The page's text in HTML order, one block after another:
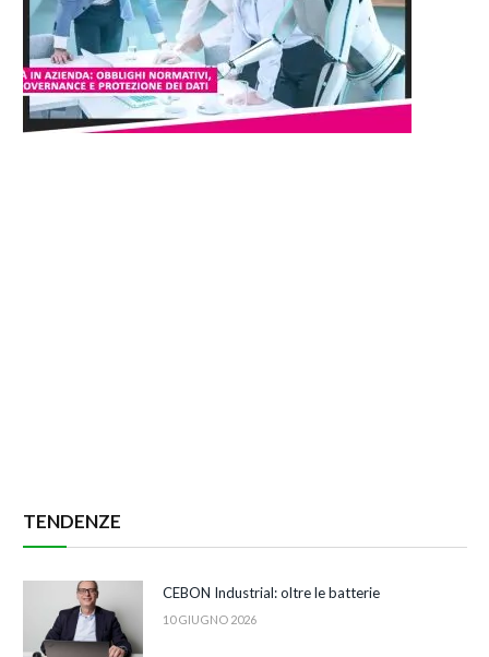
TENDENZE
CEBON Industrial: oltre le batterie
10 GIUGNO 2026